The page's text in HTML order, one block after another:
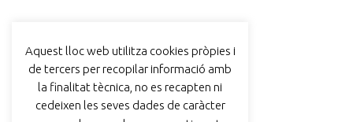
Aquest lloc web utilitza cookies pròpies i
de tercers per recopilar informació amb
la finalitat tècnica, no es recapten ni
cedeixen les seves dades de caràcter